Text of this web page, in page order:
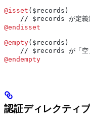
@isset ( $records )
// $records が定義
@endisset
@empty( $records )
// $records が「空
@endempty
認証ディレクティブ